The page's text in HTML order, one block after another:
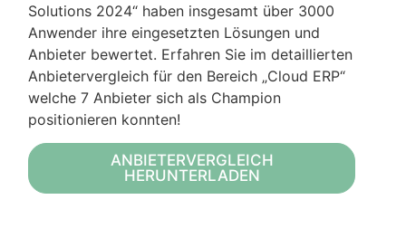
Solutions 2024“ haben insgesamt über 3000
Anwender ihre eingesetzten Lösungen und
Anbieter bewertet. Erfahren Sie im detaillierten
Anbietervergleich für den Bereich „Cloud ERP“
welche 7 Anbieter sich als Champion
positionieren konnten!
ANBIETERVERGLEICH
HERUNTERLADEN